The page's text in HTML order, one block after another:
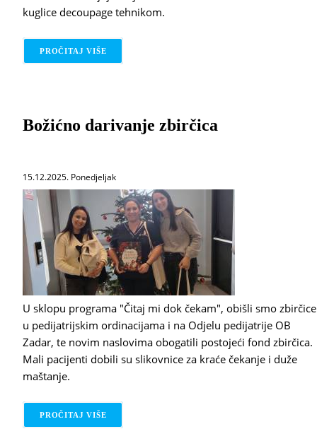
kuglice decoupage tehnikom.
PROČITAJ VIŠE
Božićno darivanje zbirčica
15.12.2025. Ponedjeljak
U sklopu programa "Čitaj mi dok čekam", obišli smo zbirčice
u pedijatrijskim ordinacijama i na Odjelu pedijatrije OB
Zadar, te novim naslovima obogatili postojeći fond zbirčica.
Mali pacijenti dobili su slikovnice za kraće čekanje i duže
maštanje.
PROČITAJ VIŠE